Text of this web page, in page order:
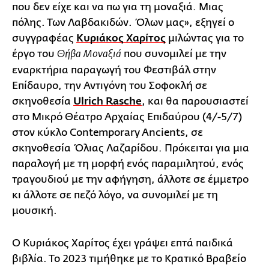
που δεν είχε και να πω για τη µοναξιά. Μιας
πόλης. Των Λαβδακιδών. Όλων μας», εξηγεί ο
συγγραφέας Κυριάκος Χαρίτος μιλώντας για το
έργο του Θήβα Μοναξιά που συνομιλεί με την
εναρκτήρια παραγωγή του Φεστιβάλ στην
Επίδαυρο, την Αντιγόνη του Σοφοκλή σε
σκηνοθεσία Ulrich Rasche, και θα παρουσιαστεί
στο Μικρό Θέατρο Αρχαίας Επιδαύρου (4/-5/7)
στον κύκλο Contemporary Ancients, σε
σκηνοθεσία Όλιας Λαζαρίδου. Πρόκειται για μια
παραλογή με τη μορφή ενός παραμιλητού, ενός
τραγουδιού με την αφήγηση, άλλοτε σε έμμετρο
κι άλλοτε σε πεζό λόγο, να συνομιλεί με τη
μουσική.
Ο Κυριάκος Χαρίτος έχει γράψει επτά παιδικά
βιβλία. Το 2023 τιμήθηκε με το Κρατικό Βραβείο